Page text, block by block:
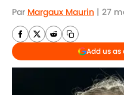
Par Margaux Maurin | 27
Add us